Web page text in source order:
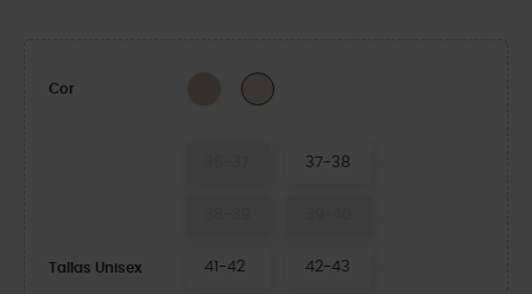
Cor Frappe
Tallas Unisex
37-38
41-42 42-43